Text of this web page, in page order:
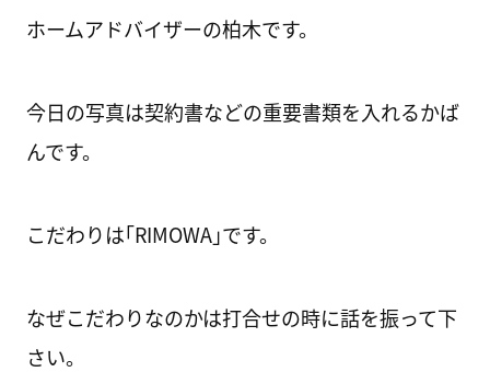
ホームアドバイザーの柏木です。
今日の写真は契約書などの重要書類を入れるかば
んです。
こだわりは｢RIMOWA｣です。
なぜこだわりなのかは打合せの時に話を振って下
さい。